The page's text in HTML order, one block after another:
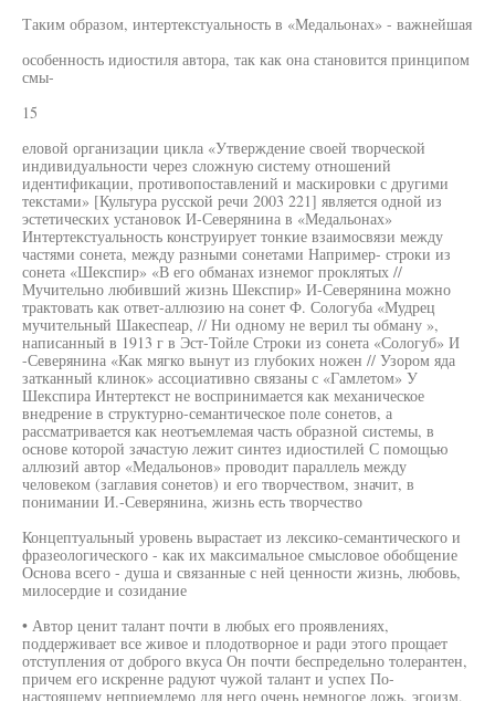
Таким образом, интертекстуальность в «Медальонах» - важнейшая
особенность идиостиля автора, так как она становится принципом
смы-
15
еловой организации цикла «Утверждение своей творческой
индивидуальности через сложную систему отношений
идентификации, противопоставлений и маскировки с другими
текстами» [Культура русской речи 2003 221] является одной из
эстетических установок И-Северянина в «Медальонах»
Интертекстуальность конструирует тонкие взаимосвязи между
частями сонета, между разными сонетами Например- строки из
сонета «Шекспир» «В его обманах изнемог проклятых //
Мучительно любивший жизнь Шекспир» И-Северянина можно
трактовать как ответ-аллюзию на сонет Ф. Сологуба «Мудрец
мучительный Шакеспеар, // Ни одному не верил ты обману »,
написанный в 1913 г в Эст-Тойле Строки из сонета «Сологуб» И
-Северянина «Как мягко вынут из глубоких ножен // Узором яда
затканный клинок» ассоциативно связаны с «Гамлетом» У
Шекспира Интертекст не воспринимается как механическое
внедрение в структурно-семантическое поле сонетов, а
рассматривается как неотъемлемая часть образной системы, в
основе которой зачастую лежит синтез идиостилей С помощью
аллюзий автор «Медальонов» проводит параллель между
человеком (заглавия сонетов) и его творчеством, значит, в
понимании И.-Северянина, жизнь есть творчество
Концептуальный уровень вырастает из лексико-семантического и
фразеологического - как их максимальное смысловое обобщение
Основа всего - душа и связанные с ней ценности жизнь, любовь,
милосердие и созидание
• Автор ценит талант почти в любых его проявлениях,
поддерживает все живое и плодотворное и ради этого прощает
отступления от доброго вкуса Он почти беспредельно толерантен,
причем его искренне радуют чужой талант и успех По-
настоящему неприемлемо для него очень немногое ложь, эгоизм,